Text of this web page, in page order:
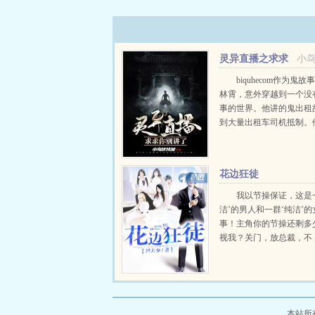
小
灵异直播之求求
你别讲了
biquhecom作为鬼故
林霄，意外穿越到一个没
事的世界。他讲的鬼出租
到大量出租车司机抵制。
年的旧案。ibi...
花边狂徒
我以节操保证，这是
洁’的男人和一群‘纯洁’
事！主角你的节操还剩多
视我？关门，放总裁，不